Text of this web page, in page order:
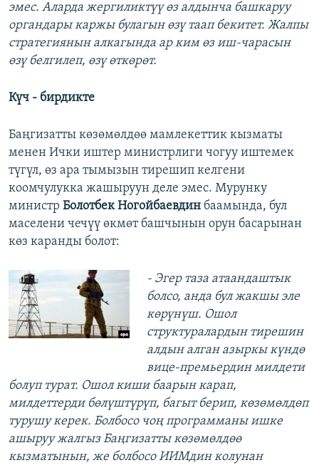
эмес. Аларда жергиликтүү өз алдынча башкаруу
органдары каржы булагын өзү таап бекитет. Жалпы
стратегиянын алкагында ар ким өз иш-чарасын
өзү белгилеп, өзү өткөрөт.
Күч - бирдикте
Баңгизатты көзөмөлдөө мамлекеттик кызматы
менен Ички иштер министрлиги чогуу иштемек
түгүл, өз ара тымызын тирешип келгени
коомчулукка жашыруун деле эмес. Мурунку
министр Болотбек Ногойбаевдин баамында, бул
маселени чечүү өкмөт башчынын орун басарынан
көз каранды болот:
- Эгер таза атаандаштык
болсо, анда бул жакшы эле
көрүнүш. Ошол
структуралардын тирешин
алдын алган азыркы күндө
вице-премьердин милдети
болуп турат. Ошол киши баарын карап,
милдеттерди бөлүштүрүп, багыт берип, көзөмөлдөп
турушу керек. Болбосо чоң программаны ишке
ашыруу жалгыз Баңгизатты көзөмөлдөө
кызматынын, же болбосо ИИМдин колунан